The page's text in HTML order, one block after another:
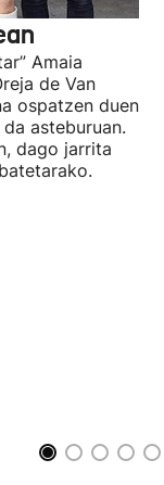
Amaia
de Van
ospatzen duen
asteburuan.
dago jarrita